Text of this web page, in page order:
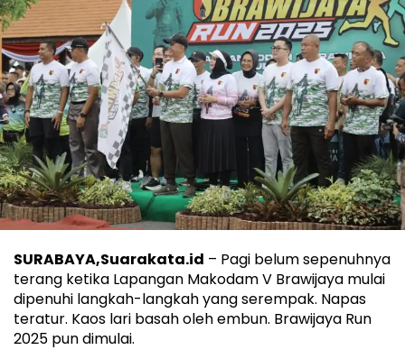
SURABAYA,Suarakata.id – Pagi belum sepenuhnya
terang ketika Lapangan Makodam V Brawijaya mulai
dipenuhi langkah-langkah yang serempak. Napas
teratur. Kaos lari basah oleh embun. Brawijaya Run
2025 pun dimulai.